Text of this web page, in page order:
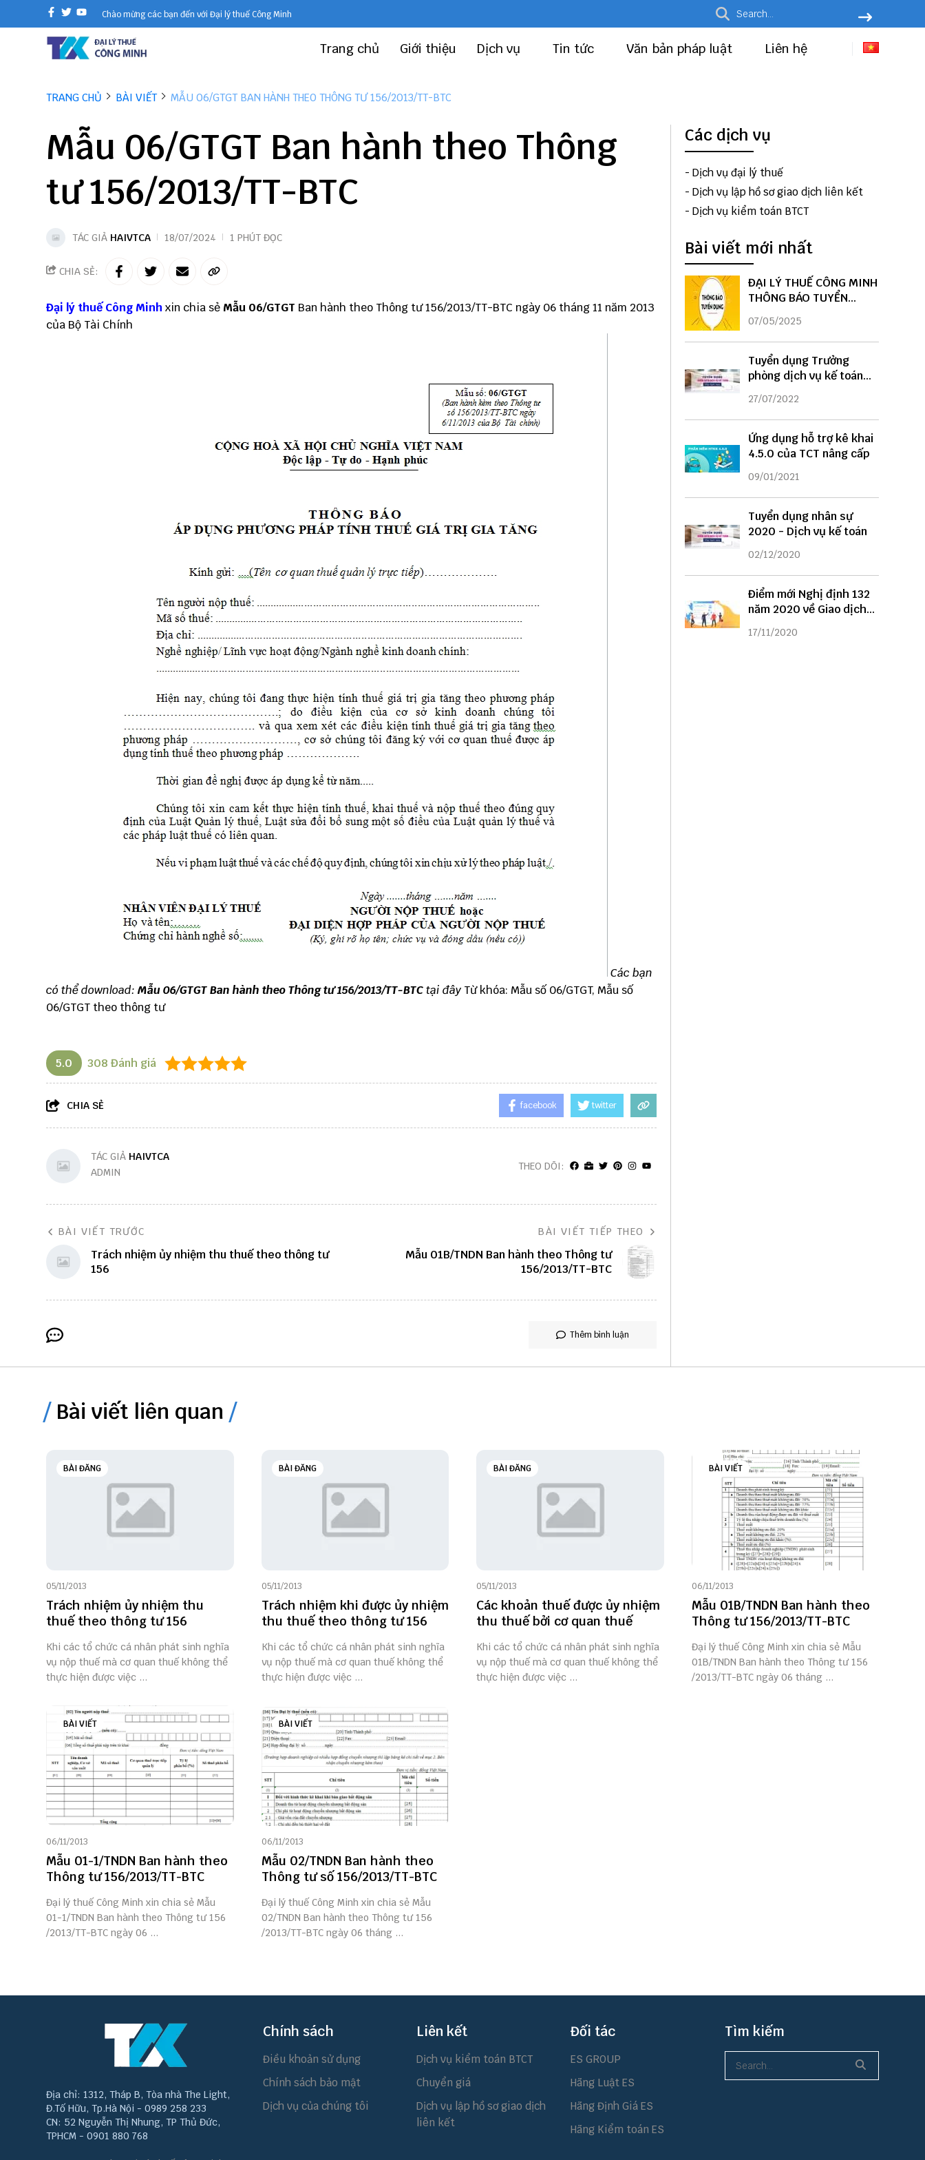
Chào mừng các bạn đến với Đại lý thuế Công Minh
Trang chủ Giới thiệu Dịch vụ Tin tức Văn bản pháp luật Liên hệ
TRANG CHỦ BÀI VIẾT MẪU 06/GTGT BAN HÀNH THEO THÔNG TƯ 156/2013/TT-BTC
Mẫu 06/GTGT Ban hành theo Thông
tư 156/2013/TT-BTC
TÁC GIẢ HAIVTCA 18/07/2024 1 PHÚT ĐỌC
CHIA SẺ:
Đại lý thuế Công Minh xin chia sẻ Mẫu 06/GTGT Ban hành theo Thông tư 156/2013/TT-BTC ngày 06 tháng 11 năm 2013
của Bộ Tài Chính
Các bạn
có thể download: Mẫu 06/GTGT Ban hành theo Thông tư 156/2013/TT-BTCtại đây Từ khóa: Mẫu số 06/GTGT, Mẫu số
06/GTGT theo thông tư
5.0 308 Đánh giá
CHIA SẺ facebook twitter
TÁC GIẢ HAIVTCA
ADMIN
THEO DÕI:
BÀI VIẾT TRƯỚC
Trách nhiệm ủy nhiệm thu thuế theo thông tư
156
BÀI VIẾT TIẾP THEO
Mẫu 01B/TNDN Ban hành theo Thông tư
156/2013/TT-BTC
Thêm bình luận
Các dịch vụ
- Dịch vụ đại lý thuế
- Dịch vụ lập hồ sơ giao dịch liên kết
- Dịch vụ kiểm toán BTCT
Bài viết mới nhất
ĐẠI LÝ THUẾ CÔNG MINH
THÔNG BÁO TUYỂN
DỤNG
07/05/2025
Tuyển dụng Trưởng
phòng dịch vụ kế toán
năm 2022
27/07/2022
Ứng dụng hỗ trợ kê khai
4.5.0 của TCT nâng cấp
09/01/2021
Tuyển dụng nhân sự
2020 - Dịch vụ kế toán
02/12/2020
Điểm mới Nghị định 132
năm 2020 về Giao dịch
liên kết
17/11/2020
Bài viết liên quan
BÀI ĐĂNG
05/11/2013
Trách nhiệm ủy nhiệm thu
thuế theo thông tư 156
Khi các tổ chức cá nhân phát sinh nghĩa
vụ nộp thuế mà cơ quan thuế không thể
thực hiện được việc ...
BÀI ĐĂNG
05/11/2013
Trách nhiệm khi được ủy nhiệm
thu thuế theo thông tư 156
Khi các tổ chức cá nhân phát sinh nghĩa
vụ nộp thuế mà cơ quan thuế không thể
thực hiện được việc ...
BÀI ĐĂNG
05/11/2013
Các khoản thuế được ủy nhiệm
thu thuế bởi cơ quan thuế
Khi các tổ chức cá nhân phát sinh nghĩa
vụ nộp thuế mà cơ quan thuế không thể
thực hiện được việc ...
BÀI VIẾT
06/11/2013
Mẫu 01B/TNDN Ban hành theo
Thông tư 156/2013/TT-BTC
Đại lý thuế Công Minh xin chia sẻ Mẫu
01B/TNDN Ban hành theo Thông tư 156
/2013/TT-BTC ngày 06 tháng ...
BÀI VIẾT
06/11/2013
Mẫu 01-1/TNDN Ban hành theo
Thông tư 156/2013/TT-BTC
Đại lý thuế Công Minh xin chia sẻ Mẫu
01-1/TNDN Ban hành theo Thông tư 156
/2013/TT-BTC ngày 06 ...
BÀI VIẾT
06/11/2013
Mẫu 02/TNDN Ban hành theo
Thông tư số 156/2013/TT-BTC
Đại lý thuế Công Minh xin chia sẻ Mẫu
02/TNDN Ban hành theo Thông tư 156
/2013/TT-BTC ngày 06 tháng ...
Địa chỉ: 1312, Tháp B, Tòa nhà The Light,
Đ.Tố Hữu, Tp.Hà Nội - 0989 258 233
CN: 52 Nguyễn Thị Nhung, TP Thủ Đức,
TPHCM - 0901 880 768
Chính sách
Điều khoản sử dụng
Chính sách bảo mật
Dịch vụ của chúng tôi
Liên kết
Dịch vụ kiểm toán BTCT
Chuyển giá
Dịch vụ lập hồ sơ giao dịch
liên kết
Đối tác
ES GROUP
Hãng Luật ES
Hãng Định Giá ES
Hãng Kiểm toán ES
Tìm kiếm